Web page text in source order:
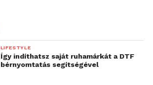
LIFESTYLE
Így indíthatsz saját ruhamárkát a DTF
bérnyomtatás segítségével